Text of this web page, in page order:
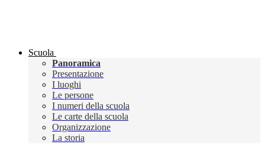
Scuola
Panoramica
Presentazione
I luoghi
Le persone
I numeri della scuola
Le carte della scuola
Organizzazione
La storia